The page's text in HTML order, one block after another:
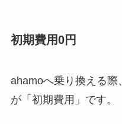
初期費用0円
ahamoへ乗り換える
が「初期費用」です。